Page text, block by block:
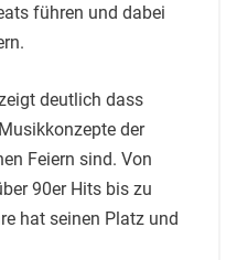
führen und dabei
deutlich dass
der
Feiern sind. Von
90er Hits bis zu
hat seinen Platz und